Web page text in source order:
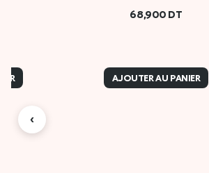
68,900 DT
AJOUTER AU PANIER
‹